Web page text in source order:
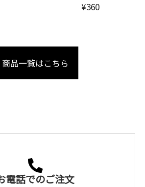
¥360
商品一覧はこちら
電話でのご注文